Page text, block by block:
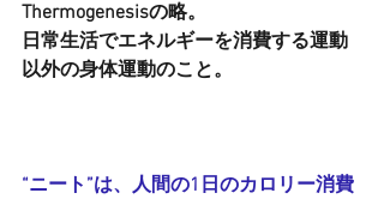
Thermogenesisの略。
日常生活でエネルギーを消費する運動
以外の身体運動のこと。
“ニート”は、人間の1日のカロリー消費